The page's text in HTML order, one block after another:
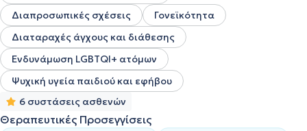
Διαπροσωπικές σχέσεις
Γονεϊκότητα
Διαταραχές άγχους και διάθεσης
Ενδυνάμωση LGBTQI+ ατόμων
Ψυχική υγεία παιδιού και εφήβου
6 συστάσεις ασθενών
Θεραπευτικές Προσεγγίσεις